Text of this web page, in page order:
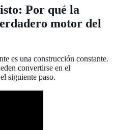
Por qué la
motor del
es una construcción constante.
convertirse en el
siguiente paso.